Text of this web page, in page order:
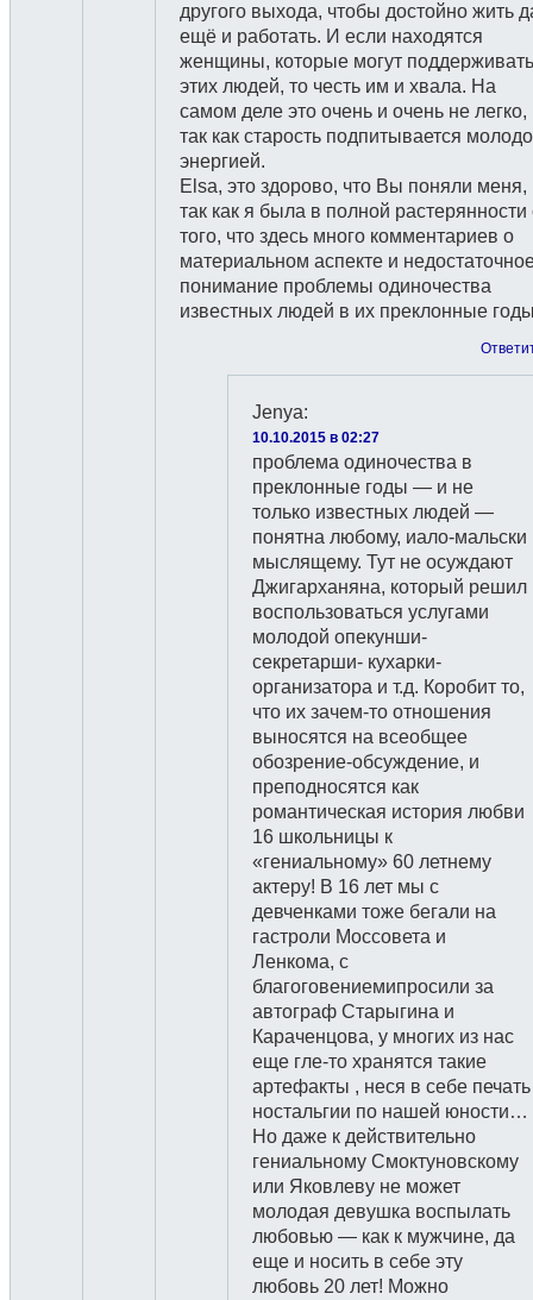
другого выхода, чтобы достойно жить
ещё и работать. И если находятся
женщины, которые могут поддерживать
этих людей, то честь им и хвала. На
самом деле это очень и очень не легко,
так как старость подпитывается
энергией.
Elsa, это здорово, что Вы поняли меня,
так как я была в полной растерянности
того, что здесь много комментариев о
материальном аспекте и
понимание проблемы одиночества
известных людей в их преклонные
Jenya:
10.10.2015 в 02:27
проблема одиночества в
преклонные годы — и не
только известных людей —
понятна любому, иало-мальски
мыслящему. Тут не осуждают
Джигарханяна, который решил
воспользоваться услугами
молодой опекунши-
секретарши- кухарки-
организатора и т.д. Коробит то,
что их зачем-то отношения
выносятся на всеобщее
обозрение-обсуждение, и
преподносятся как
романтическая история любви
16 школьницы к
«гениальному» 60 летнему
актеру! В 16 лет мы с
девченками тоже бегали на
гастроли Моссовета и
Ленкома, с
благоговениемипросили за
автограф Старыгина и
Караченцова, у многих из нас
еще гле-то хранятся такие
артефакты , неся в себе печать
ностальгии по нашей юности…
Но даже к действительно
гениальному Смоктуновскому
или Яковлеву не может
молодая девушка воспылать
любовью — как к мужчине, да
еще и носить в себе эту
любовь 20 лет! Можно